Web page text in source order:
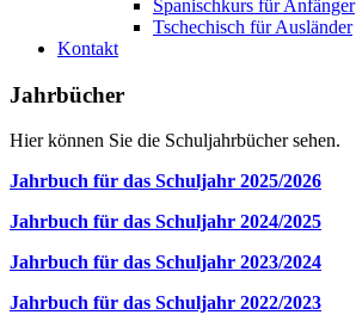
Spanischkurs für Anfänger
Tschechisch für Ausländer
Kontakt
Jahrbücher
Hier können Sie die Schuljahrbücher sehen.
Jahrbuch für das Schuljahr 2025/2026
Jahrbuch für das Schuljahr 2024/2025
Jahrbuch für das Schuljahr 2023/2024
Jahrbuch für das Schuljahr 2022/2023